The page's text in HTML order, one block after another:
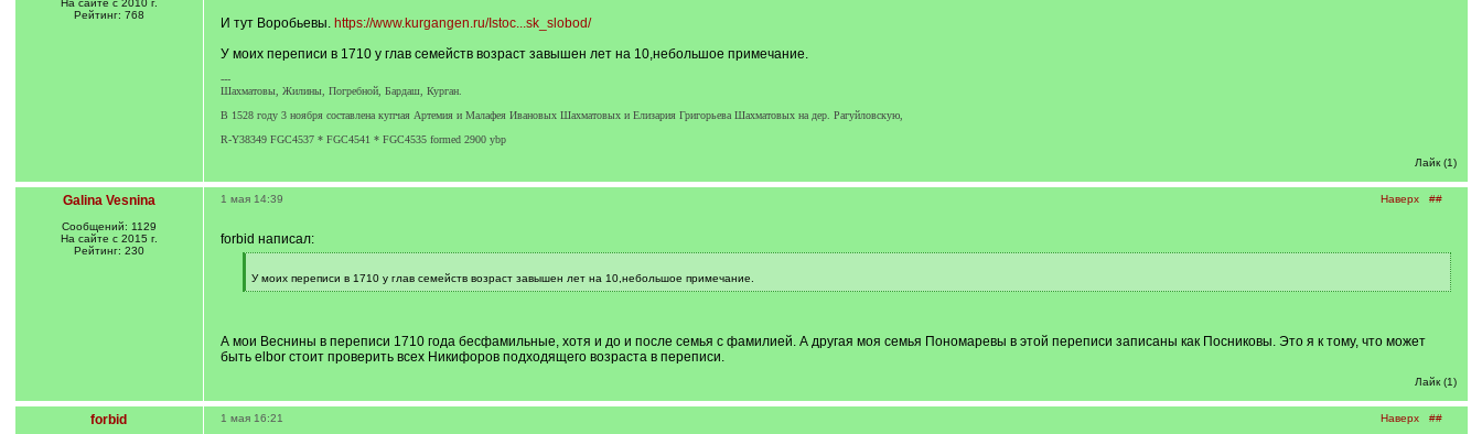
На сайте с 2010 г.
Рейтинг: 768
И тут Воробьевы. https://www.kurgangen.ru/Istoc...sk_slobod/
У моих переписи в 1710 у глав семейств возраст завышен лет на 10,небольшое примечание.
---
Шахматовы, Жилины, Погребной, Бардаш, Курган.
В 1528 году 3 ноября составлена купчая Артемия и Малафея Ивановых Шахматовых и Елизария Григорьева Шахматовых на дер. Рагуйловскую,
R-Y38349 FGC4537 * FGC4541 * FGC4535 formed 2900 ybp
Лайк (1)
Galina Vesnina
Сообщений: 1129
На сайте с 2015 г.
Рейтинг: 230
Наверх ##
1 мая 14:39
forbid написал:
q
]
У моих переписи в 1710 у глав семейств возраст завышен лет на 10,небольшое примечание.
[
А мои Веснины в переписи 1710 года бесфамильные, хотя и до и после семья с фамилией. А другая моя семья Пономаревы в этой переписи записаны как Посниковы. Это я к тому, что может
быть elbor стоит проверить всех Никифоров подходящего возраста в переписи.
Лайк (1)
forbid Наверх ##
1 мая 16:21